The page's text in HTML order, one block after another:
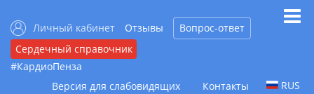
Личный кабинет Отзывы
Вопрос-ответ
Сердечный справочник
#КардиоПенза
Версия для слабовидящих
Контакты RUS